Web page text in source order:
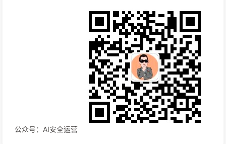
公众号：AI安全运营